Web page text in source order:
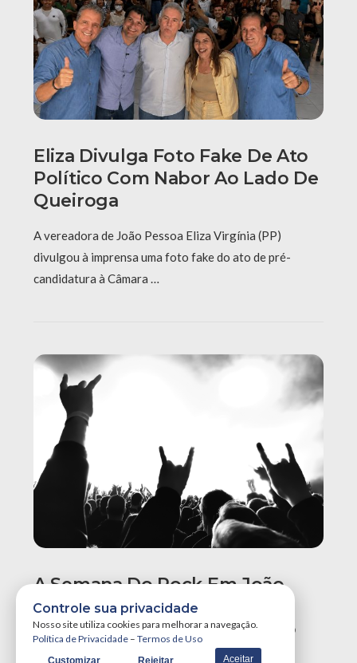
Eliza Divulga Foto Fake De Ato
Político Com Nabor Ao Lado De
Queiroga
A vereadora de João Pessoa Eliza Virgínia (PP)
divulgou à imprensa uma foto fake do ato de pré-
candidatura à Câmara …
A Semana Do Rock Em João
Pessoa Promete Um Dos
Maiores Finais De Semana Do
Ano!
Controle sua privacidade
Nosso site utiliza cookies para melhorar a navegação.
Política de Privacidade – Termos de Uso
Customizar Rejeitar Aceitar